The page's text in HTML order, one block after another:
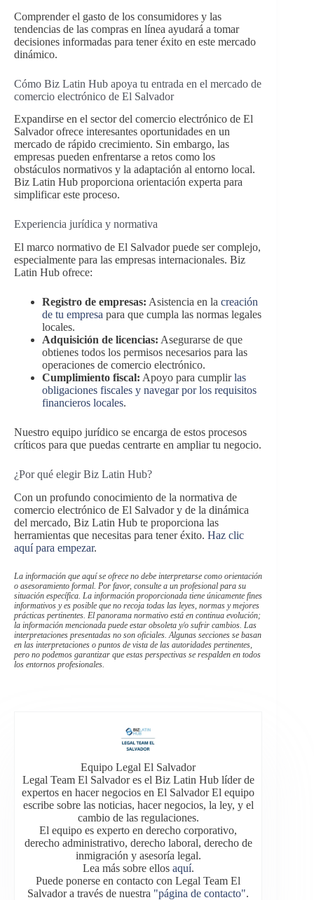
Comprender el gasto de los consumidores y las
tendencias de las compras en línea ayudará a tomar
decisiones informadas para tener éxito en este mercado
dinámico.
Cómo Biz Latin Hub apoya tu entrada en el mercado de
comercio electrónico de El Salvador
Expandirse en el sector del comercio electrónico de El
Salvador ofrece interesantes oportunidades en un
mercado de rápido crecimiento. Sin embargo, las
empresas pueden enfrentarse a retos como los
obstáculos normativos y la adaptación al entorno local.
Biz Latin Hub proporciona orientación experta para
simplificar este proceso.
Experiencia jurídica y normativa
El marco normativo de El Salvador puede ser complejo,
especialmente para las empresas internacionales. Biz
Latin Hub ofrece:
Registro de empresas: Asistencia en la creación
de tu empresa para que cumpla las normas legales
locales.
Adquisición de licencias: Asegurarse de que
obtienes todos los permisos necesarios para las
operaciones de comercio electrónico.
Cumplimiento fiscal: Apoyo para cumplirlas
obligaciones fiscales y navegar por los requisitos
financieros locales.
Nuestro equipo jurídico se encarga de estos procesos
críticos para que puedas centrarte en ampliar tu negocio.
¿Por qué elegir Biz Latin Hub?
Con un profundo conocimiento de la normativa de
comercio electrónico de El Salvador y de la dinámica
del mercado, Biz Latin Hub te proporciona las
herramientas que necesitas para tener éxito. Haz clic
aquí para empezar.
La información que aquí se ofrece no debe interpretarse como orientación
o asesoramiento formal. Por favor, consulte a un profesional para su
situación específica. La información proporcionada tiene únicamente fines
informativos y es posible que no recoja todas las leyes, normas y mejores
prácticas pertinentes. El panorama normativo está en continua evolución;
la información mencionada puede estar obsoleta y/o sufrir cambios. Las
interpretaciones presentadas no son oficiales. Algunas secciones se basan
en las interpretaciones o puntos de vista de las autoridades pertinentes,
pero no podemos garantizar que estas perspectivas se respalden en todos
los entornos profesionales.
Equipo Legal El Salvador
Legal Team El Salvador es el Biz Latin Hub líder de
expertos en hacer negocios en El Salvador El equipo
escribe sobre las noticias, hacer negocios, la ley, y el
cambio de las regulaciones.
El equipo es experto en derecho corporativo,
derecho administrativo, derecho laboral, derecho de
inmigración y asesoría legal.
Lea más sobre ellos aquí.
Puede ponerse en contacto con Legal Team El
Salvador a través de nuestra "página de contacto".